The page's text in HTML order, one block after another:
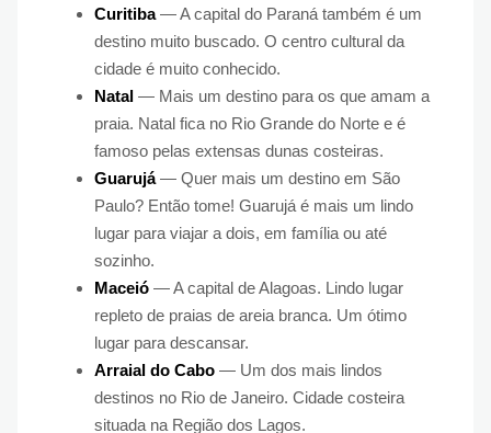
Curitiba— A capital do Paraná também é um
destino muito buscado. O centro cultural da
cidade é muito conhecido.
Natal — Mais um destino para os que amam a
praia. Natal fica no Rio Grande do Norte e é
famoso pelas extensas dunas costeiras.
Guarujá— Quer mais um destino em São
Paulo? Então tome! Guarujá é mais um lindo
lugar para viajar a dois, em família ou até
sozinho.
Maceió — A capital de Alagoas. Lindo lugar
repleto de praias de areia branca. Um ótimo
lugar para descansar.
Arraial do Cabo — Um dos mais lindos
destinos no Rio de Janeiro. Cidade costeira
situada na Região dos Lagos.